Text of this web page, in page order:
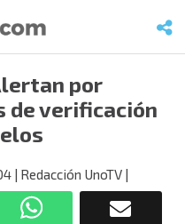
por
de verificación
| Redacción UnoTV|